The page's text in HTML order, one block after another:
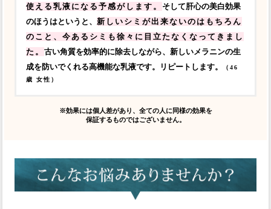
使える乳液になる予感がします。 そして肝心の美白効果
のほうはというと、新しいシミが出来ないのはもちろん
のこと、今あるシミも徐々に目立たなくなってきまし
た。古い角質を効率的に除去しながら、新しいメラニンの生
成を防いでくれる高機能な乳液です。リピートします。
（46
歳 女性）
※効果には個人差があり、全ての人に同様の効果を
保証するものではございません。